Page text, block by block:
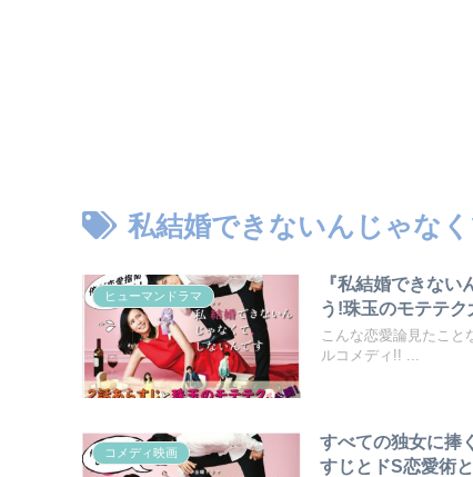
私結婚できないんじゃな
ヒューマンドラマ
『私結婚できな
う!珠玉のモテテ
こんな恋愛論見たこと
ルコメディ!! ...
コメディ映画
すべての独女に捧
すじとドS恋愛術